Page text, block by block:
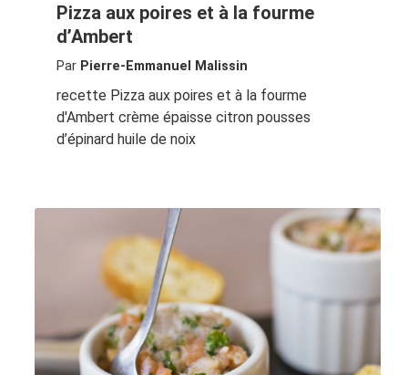
Pizza aux poires et à la fourme
d’Ambert
Par Pierre-Emmanuel Malissin
recette Pizza aux poires et à la fourme
d'Ambert crème épaisse citron pousses
d’épinard huile de noix